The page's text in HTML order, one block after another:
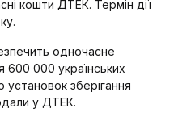
кошти ДТЕК. Термін дії
одночасне
600 000 українських
зберігання
у ДТЕК.